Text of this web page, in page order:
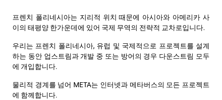
프렌치 폴리네시아는 지리적 위치 때문에 아시아와 아메리카 사
이의 태평양 한가운데에 있어 국제 무역의 전략적 교차로입니다.
우리는 프렌치 폴리네시아, 유럽 및 국제적으로 프로젝트를 설계
하는 동안 업스트림과 개발 중 또는 방어의 경우 다운스트림 모두
에 개입합니다.
물리적 경계를 넘어 META는 인터넷과 메타버스의 모든 프로젝트
에 함께합니다.